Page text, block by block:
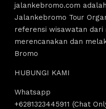
jalankebromo.com
Jalankebromo Tour
referensi wisawatan dari
merencanakan dan
Bromo
HUBUNGI KAMI
Whatsapp
+6281323445911 (Chat